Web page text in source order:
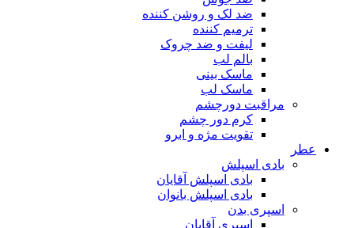
ضد لک و روشن کننده
ترمیم کننده
لیفت و ضد چروک
بالم لب
ماسک بینی
ماسک لب
مراقبت دورچشم
کرم دور چشم
تقویت مژه و ابرو
عطر
بادی اسپلش
بادی اسپلش آقایان
بادی اسپلش بانوان
اسپری بدن
اسپری آقایان